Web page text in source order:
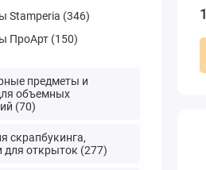
Stamperia (346)
ПроАрт (150)
предметы и
объемных
(70)
скрапбукинга,
для открыток (277)